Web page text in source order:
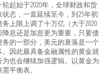
起始于2020年，全球财政和货
态，一直延续至今，到25年初
上限上调了十万亿（大于2020
息还是加息更为重要，只要债
的一部分，美元的衰落是一个
因此最具备金融属性的黄金就
也会继续加强逻辑。以黄金为
平衡表。